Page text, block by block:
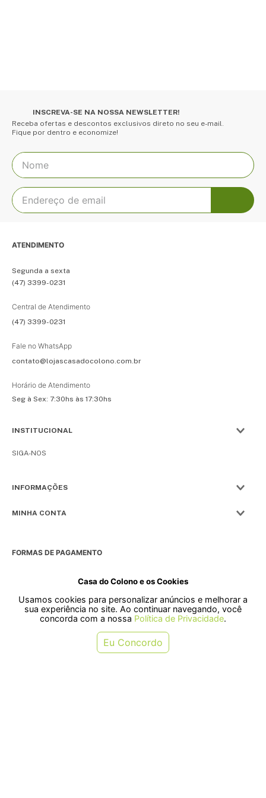
Casa do Colono e os Cookies
Usamos cookies para personalizar anúncios e melhorar a
sua experiência no site. Ao continuar navegando, você
concorda com a nossa Política de Privacidade.
Eu Concordo
INSCREVA-SE NA NOSSA NEWSLETTER!
Receba ofertas e descontos exclusivos direto no seu e-mail.
Fique por dentro e economize!
ATENDIMENTO
Segunda a sexta
(47) 3399-0231
Central de Atendimento
(47) 3399-0231
Fale no WhatsApp
contato@lojascasadocolono.com.br
Horário de Atendimento
Seg à Sex: 7:30hs às 17:30hs
INSTITUCIONAL
SIGA-NOS
INFORMAÇÕES
MINHA CONTA
FORMAS DE PAGAMENTO
SELOS
Rua Pre. Frederico Hardt, 119 - Centro, Indaial - SC, 89080-018